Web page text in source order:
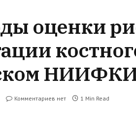
оценки
Комментариев нет 1 Min Read